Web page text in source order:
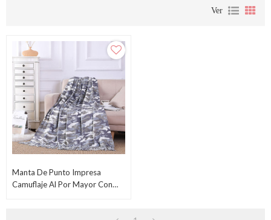
Ver
Manta De Punto Impresa
Camuflaje Al Por Mayor Con